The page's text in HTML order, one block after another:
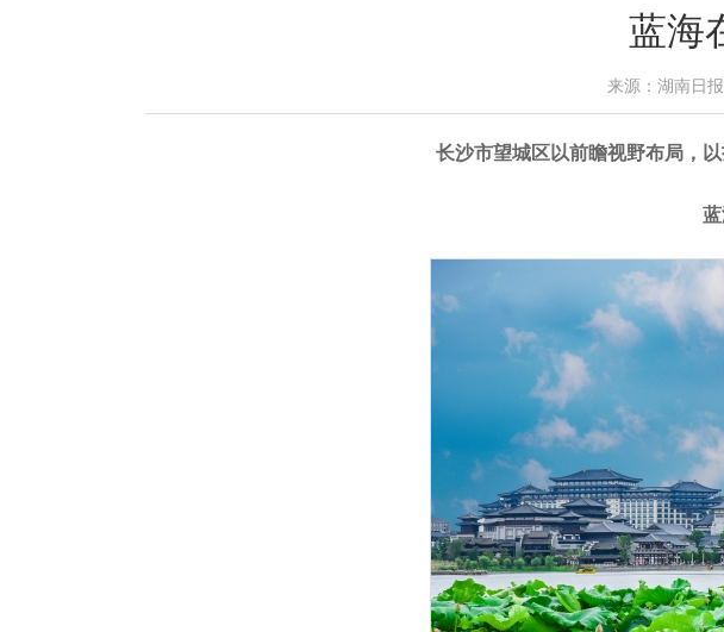
蓝海
来源：湖南日
长沙市望城区以前瞻视野布局，